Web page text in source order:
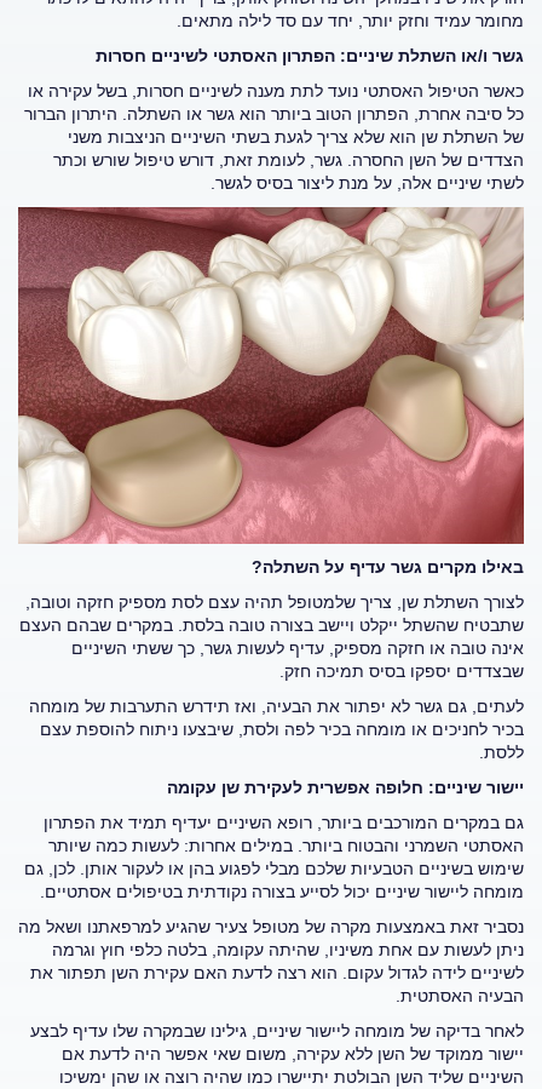
מחומר עמיד וחזק יותר, יחד עם סד לילה מתאים.
גשר ו/או השתלת שיניים: הפתרון האסתטי לשיניים חסרות
כאשר הטיפול האסתטי נועד לתת מענה לשיניים חסרות, בשל עקירה או
כל סיבה אחרת, הפתרון הטוב ביותר הוא גשר או השתלה. היתרון הברור
של השתלת שן הוא שלא צריך לגעת בשתי השיניים הניצבות משני
הצדדים של השן החסרה. גשר, לעומת זאת, דורש טיפול שורש וכתר
לשתי שיניים אלה, על מנת ליצור בסיס לגשר.
באילו מקרים גשר עדיף על השתלה?
לצורך השתלת שן, צריך שלמטופל תהיה עצם לסת מספיק חזקה וטובה,
שתבטיח שהשתל ייקלט ויישב בצורה טובה בלסת. במקרים שבהם העצם
אינה טובה או חזקה מספיק, עדיף לעשות גשר, כך ששתי השיניים
שבצדדים יספקו בסיס תמיכה חזק.
לעתים, גם גשר לא יפתור את הבעיה, ואז תידרש התערבות של מומחה
בכיר לחניכים או מומחה בכיר לפה ולסת, שיבצעו ניתוח להוספת עצם
ללסת.
יישור שיניים: חלופה אפשרית לעקירת שן עקומה
גם במקרים המורכבים ביותר, רופא השיניים יעדיף תמיד את הפתרון
האסתטי השמרני והבטוח ביותר. במילים אחרות: לעשות כמה שיותר
שימוש בשיניים הטבעיות שלכם מבלי לפגוע בהן או לעקור אותן. לכן, גם
מומחה ליישור שיניים יכול לסייע בצורה נקודתית בטיפולים אסתטיים.
נסביר זאת באמצעות מקרה של מטופל צעיר שהגיע למרפאתנו ושאל מה
ניתן לעשות עם אחת משיניו, שהיתה עקומה, בלטה כלפי חוץ וגרמה
לשיניים לידה לגדול עקום. הוא רצה לדעת האם עקירת השן תפתור את
הבעיה האסתטית.
לאחר בדיקה של מומחה ליישור שיניים, גילינו שבמקרה שלו עדיף לבצע
יישור ממוקד של השן ללא עקירה, משום שאי אפשר היה לדעת אם
השיניים שליד השן הבולטת יתיישרו כמו שהיה רוצה או שהן ימשיכו